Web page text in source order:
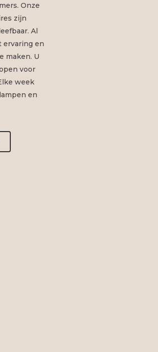
Onze
zijn
Al
ervaring en
maken. U
voor
week
en